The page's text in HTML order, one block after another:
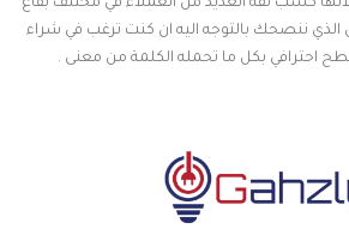
الذي ننصحك بالتوجه اليه ان كنت ترغب في شراء
احترافي بكل ما تحمله الكلمة من معنى .